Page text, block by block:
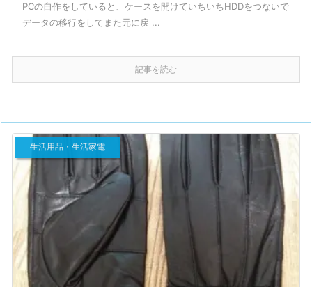
PCの自作をしていると、ケースを開けていちいちHDDをつないで
データの移行をしてまた元に戻 ...
記事を読む
生活用品・生活家電